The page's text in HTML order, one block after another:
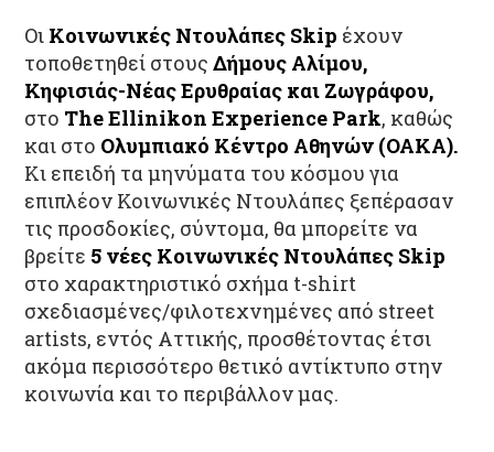
Οι Κοινωνικές Ντουλάπες Skip έχουν
τοποθετηθεί στουςΔήμους Αλίμου,
Κηφισιάς-Νέας Ερυθραίας και Ζωγράφου,
στο The Ellinikon Experience Park, καθώς
και στο Ολυμπιακό Κέντρο Αθηνών (ΟΑΚΑ).
Κι επειδή τα μηνύματα του κόσμου για
επιπλέον Κοινωνικές Ντουλάπες ξεπέρασαν
τις προσδοκίες, σύντομα, θα μπορείτε να
βρείτε 5 νέες Κοινωνικές Ντουλάπες Skip
στο χαρακτηριστικό σχήμα t-shirt
σχεδιασμένες/φιλοτεχνημένες από street
artists, εντός Αττικής, προσθέτοντας έτσι
ακόμα περισσότερο θετικό αντίκτυπο στην
κοινωνία και το περιβάλλον μας.